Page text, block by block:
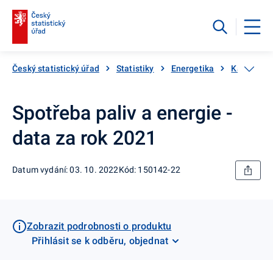
Český statistický úřad Statistiky Energetika Katalog
Spotřeba paliv a energie -
data za rok 2021
Datum vydání: 03. 10. 2022Kód: 150142-22
Zobrazit podrobnosti o produktu
Přihlásit se k odběru, objednat